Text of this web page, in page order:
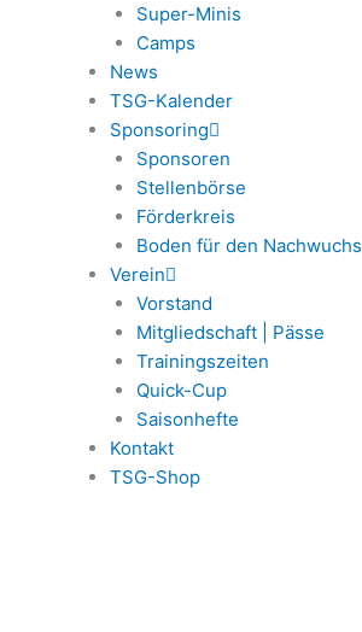
Super-Minis
Camps
News
TSG-Kalender
Sponsoring
Sponsoren
Stellenbörse
Förderkreis
Boden für den Nachwuchs
Verein
Vorstand
Mitgliedschaft | Pässe
Trainingszeiten
Quick-Cup
Saisonhefte
Kontakt
TSG-Shop